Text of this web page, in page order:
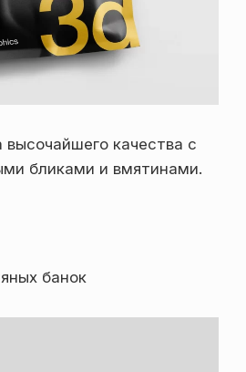
качества с
бликами и вмятинами.
банок